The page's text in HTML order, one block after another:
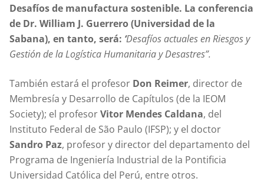
Desafíos de manufactura sostenible. La conferencia
de Dr. William J. Guerrero (Universidad de la
Sabana), en tanto, será: ‘Desafíos actuales en Riesgos y
Gestión de la Logística Humanitaria y Desastres”.
También estará el profesor Don Reimer, director de
Membresía y Desarrollo de Capítulos (de la IEOM
Society); el profesorVitor Mendes Caldana, del
Instituto Federal de São Paulo (IFSP); y el doctor
Sandro Paz, profesor y director del departamento del
Programa de Ingeniería Industrial de la Pontificia
Universidad Católica del Perú, entre otros.